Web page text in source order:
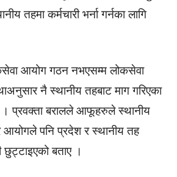
तहमा कर्मचारी भर्ना गर्नका लागि
आयोग गठन नभएसम्म लोकसेवा
नै स्थानीय तहबाट माग गरिएका
। प्रवक्ता बरालले आफूहरुले स्थानीय
आयोगले पनि प्रदेश र स्थानीय तह
बताए ।